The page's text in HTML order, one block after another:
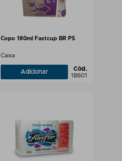
Copo 180ml Fastcup BR PS
Caixa
Adicionar
Cód.
18601